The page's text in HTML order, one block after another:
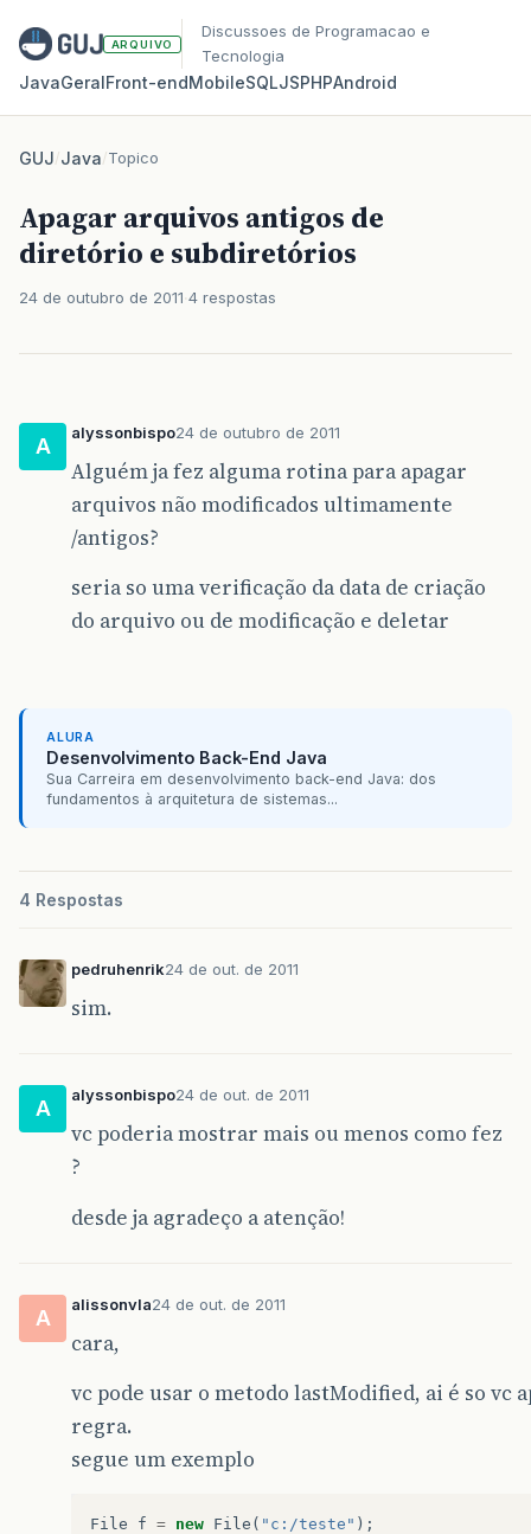
ARQUIVO
Discussoes de Programacao e
Tecnologia
JavaGeralFront‑endMobileSQLJSPHPAndroid
GUJ/Java/Topico
Apagar arquivos antigos de
diretório e subdiretórios
24 de outubro de 2011 4 respostas
A
alyssonbispo24 de outubro de 2011
Alguém ja fez alguma rotina para apagar
arquivos não modificados ultimamente
/antigos?
seria so uma verificação da data de criação
do arquivo ou de modificação e deletar
ALURA
Desenvolvimento Back-End Java
Sua Carreira em desenvolvimento back-end Java: dos
fundamentos à arquitetura de sistemas...
4 Respostas
pedruhenrik24 de out. de 2011
sim.
A
alyssonbispo24 de out. de 2011
vc poderia mostrar mais ou menos como fez
?
desde ja agradeço a atenção!
A
alissonvla24 de out. de 2011
cara,
vc pode usar o metodo lastModified, ai é so vc
regra.
segue um exemplo
File f = new File ( "c:/teste" );